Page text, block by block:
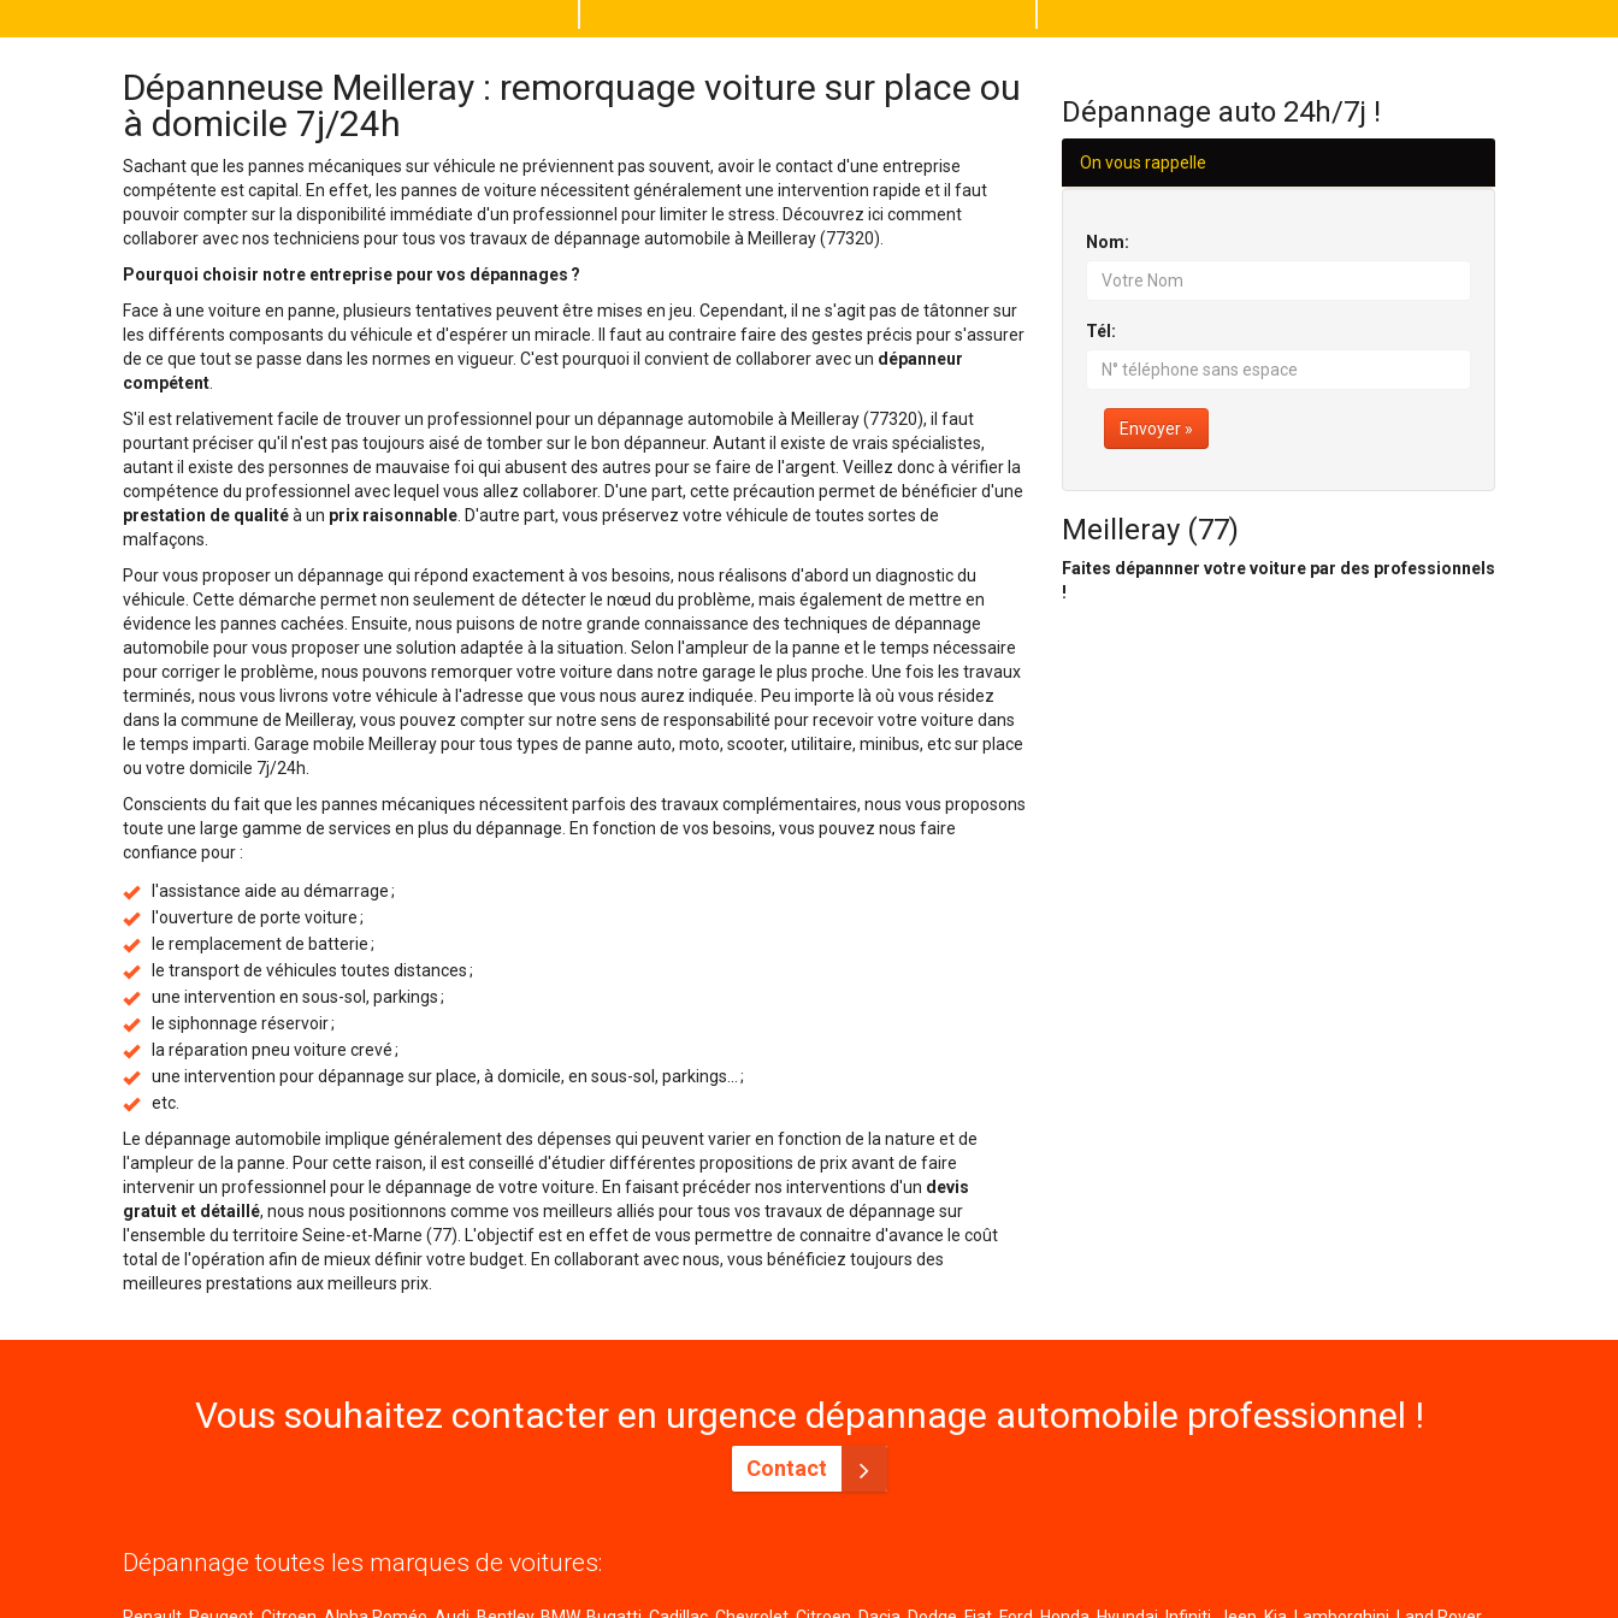
H/24
Dépanneuse Meilleray : remorquage voiture sur place ou
à domicile 7j/24h
Sachant que les pannes mécaniques sur véhicule ne préviennent pas souvent, avoir le contact d'une entreprise
compétente est capital. En effet, les pannes de voiture nécessitent généralement une intervention rapide et il faut
pouvoir compter sur la disponibilité immédiate d'un professionnel pour limiter le stress. Découvrez ici comment
collaborer avec nos techniciens pour tous vos travaux de dépannage automobile à Meilleray (77320).
Pourquoi choisir notre entreprise pour vos dépannages ?
Face à une voiture en panne, plusieurs tentatives peuvent être mises en jeu. Cependant, il ne s'agit pas de tâtonner sur
les différents composants du véhicule et d'espérer un miracle. Il faut au contraire faire des gestes précis pour s'assurer
de ce que tout se passe dans les normes en vigueur. C'est pourquoi il convient de collaborer avec un dépanneur
compétent
S'il est relativement facile de trouver un professionnel pour un dépannage automobile à Meilleray (77320), il faut
pourtant préciser qu'il n'est pas toujours aisé de tomber sur le bon dépanneur. Autant il existe de vrais spécialistes,
autant il existe des personnes de mauvaise foi qui abusent des autres pour se faire de l'argent. Veillez donc à vérifier la
compétence du professionnel avec lequel vous allez collaborer. D'une part, cette précaution permet de bénéficier d'une
prestation de qualitéà un prix raisonnable . D'autre part, vous préservez votre véhicule de toutes sortes de
malfaçons.
Pour vous proposer un dépannage qui répond exactement à vos besoins, nous réalisons d'abord un diagnostic du
véhicule. Cette démarche permet non seulement de détecter le nœud du problème, mais également de mettre en
évidence les pannes cachées. Ensuite, nous puisons de notre grande connaissance des techniques de dépannage
automobile pour vous proposer une solution adaptée à la situation. Selon l'ampleur de la panne et le temps nécessaire
pour corriger le problème, nous pouvons remorquer votre voiture dans notre garage le plus proche. Une fois les travaux
terminés, nous vous livrons votre véhicule à l'adresse que vous nous aurez indiquée. Peu importe là où vous résidez
dans la commune de Meilleray, vous pouvez compter sur notre sens de responsabilité pour recevoir votre voiture dans
le temps imparti. Garage mobile Meilleray pour tous types de panne auto, moto, scooter, utilitaire, minibus, etc sur place
ou votre domicile 7j/24h.
Conscients du fait que les pannes mécaniques nécessitent parfois des travaux complémentaires, nous vous proposons
toute une large gamme de services en plus du dépannage. En fonction de vos besoins, vous pouvez nous faire
confiance pour :
l'assistance aide au démarrage ;
l'ouverture de porte voiture ;
le remplacement de batterie ;
le transport de véhicules toutes distances ;
une intervention en sous-sol, parkings ;
le siphonnage réservoir ;
la réparation pneu voiture crevé ;
une intervention pour dépannage sur place, à domicile, en sous-sol, parkings... ;
etc.
Le dépannage automobile implique généralement des dépenses qui peuvent varier en fonction de la nature et de
l'ampleur de la panne. Pour cette raison, il est conseillé d'étudier différentes propositions de prix avant de faire
intervenir un professionnel pour le dépannage de votre voiture. En faisant précéder nos interventions d'un devis
gratuit et détaillé, nous nous positionnons comme vos meilleurs alliés pour tous vos travaux de dépannage sur
l'ensemble du territoire Seine-et-Marne (77). L'objectif est en effet de vous permettre de connaitre d'avance le coût
total de l'opération afin de mieux définir votre budget. En collaborant avec nous, vous bénéficiez toujours des
meilleures prestations aux meilleurs prix.
Dépannage auto 24h/7j !
On vous rappelle
Nom:
Tél:
Envoyer »
Meilleray (77)
Faites dépannner votre voiture par des professionnels
!
Vous souhaitez contacter en urgence dépannage automobile professionnel !
Contact
Dépannage toutes les marques de voitures: